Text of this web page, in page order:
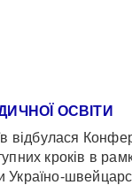
ОСВІТИ
відбулася
кроків в
Україно-